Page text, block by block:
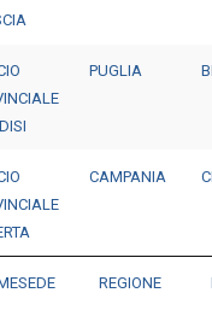
REGIONE
PUGLIA
CAMPANIA